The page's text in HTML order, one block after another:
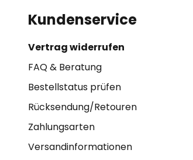
Kundenservice
Vertrag widerrufen
FAQ & Beratung
Bestellstatus prüfen
Rücksendung/Retouren
Zahlungsarten
Versandinformationen